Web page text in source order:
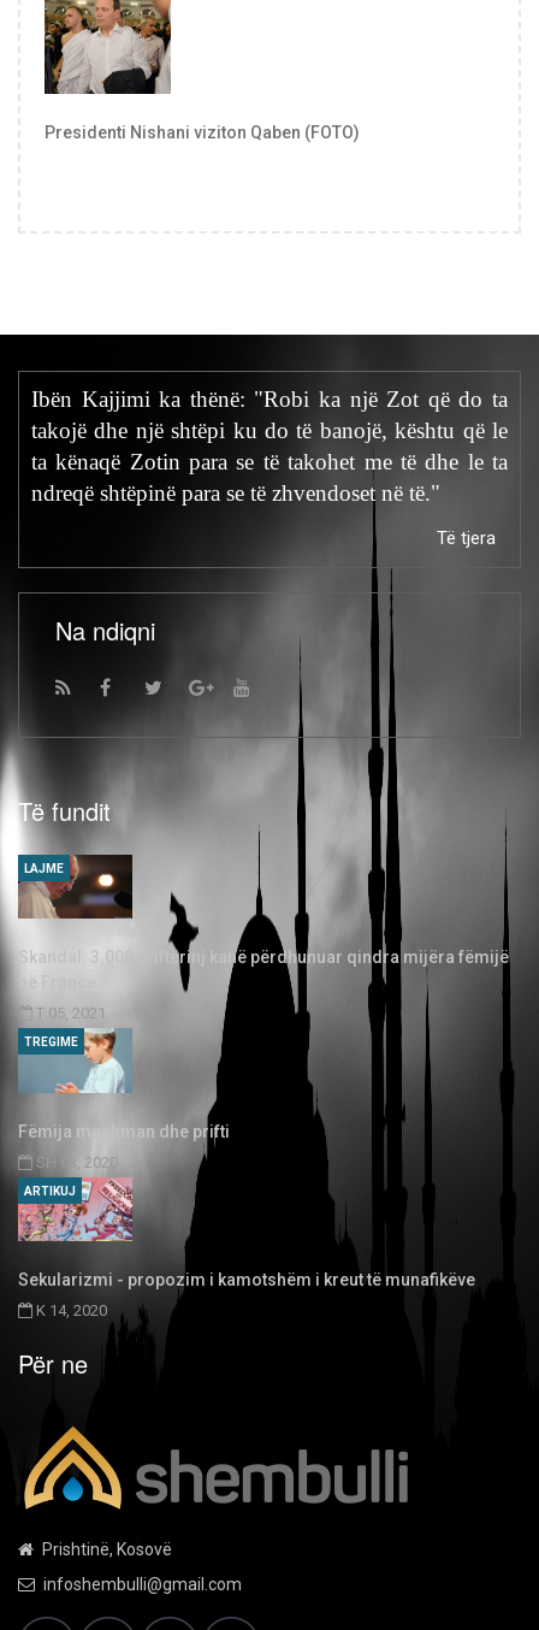
Presidenti Nishani viziton Qaben (FOTO)
Ibën Kajjimi ka thënë: "Robi ka një Zot që do ta
takojë dhe një shtëpi ku do të banojë, kështu që le
ta kënaqë Zotin para se të takohet me të dhe le ta
ndreqë shtëpinë para se të zhvendoset në të."
Të tjera
Na ndiqni
Të fundit
Skandal: 3.000 priftërinj kanë përdhunuar qindra mijëra fëmijë
T 05, 2021
LAJME
Fëmija musliman dhe prifti
SH 03, 2020
TREGIME
Sekularizmi - propozim i kamotshëm i kreut të munafikëve
K 14, 2020
ARTIKUJ
Për ne
Prishtinë, Kosovë
infoshembulli@gmail.com